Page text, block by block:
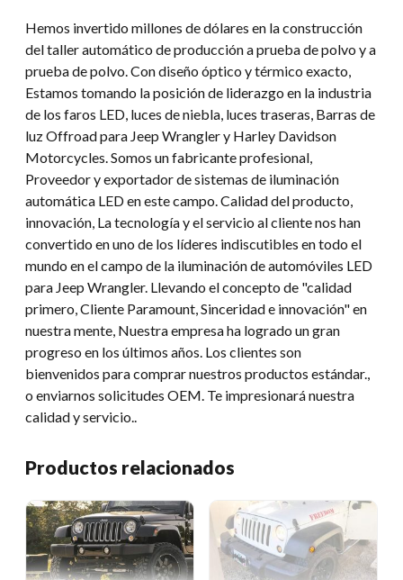
Hemos invertido millones de dólares en la construcción
del taller automático de producción a prueba de polvo y a
prueba de polvo. Con diseño óptico y térmico exacto,
Estamos tomando la posición de liderazgo en la industria
de los faros LED, luces de niebla, luces traseras, Barras de
luz Offroad para Jeep Wrangler y Harley Davidson
Motorcycles. Somos un fabricante profesional,
Proveedor y exportador de sistemas de iluminación
automática LED en este campo. Calidad del producto,
innovación, La tecnología y el servicio al cliente nos han
convertido en uno de los líderes indiscutibles en todo el
mundo en el campo de la iluminación de automóviles LED
para Jeep Wrangler. Llevando el concepto de "calidad
primero, Cliente Paramount, Sinceridad e innovación" en
nuestra mente, Nuestra empresa ha logrado un gran
progreso en los últimos años. Los clientes son
bienvenidos para comprar nuestros productos estándar.,
o enviarnos solicitudes OEM. Te impresionará nuestra
calidad y servicio..
Productos relacionados